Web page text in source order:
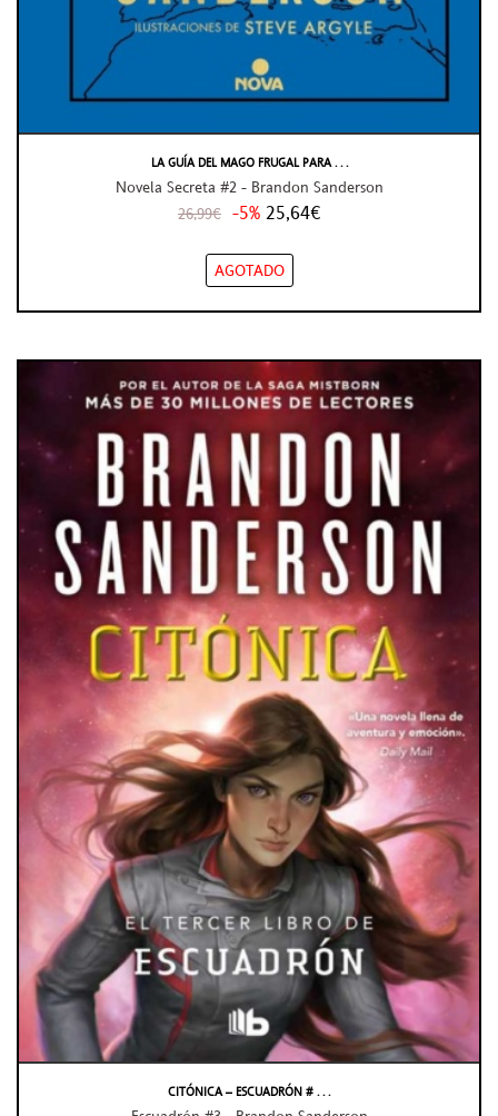
LA GUÍA DEL MAGO FRUGAL PARA . . .
Novela Secreta #2 - Brandon Sanderson
26,99€ -5% 25,64€
AGOTADO
CITÓNICA – ESCUADRÓN # . . .